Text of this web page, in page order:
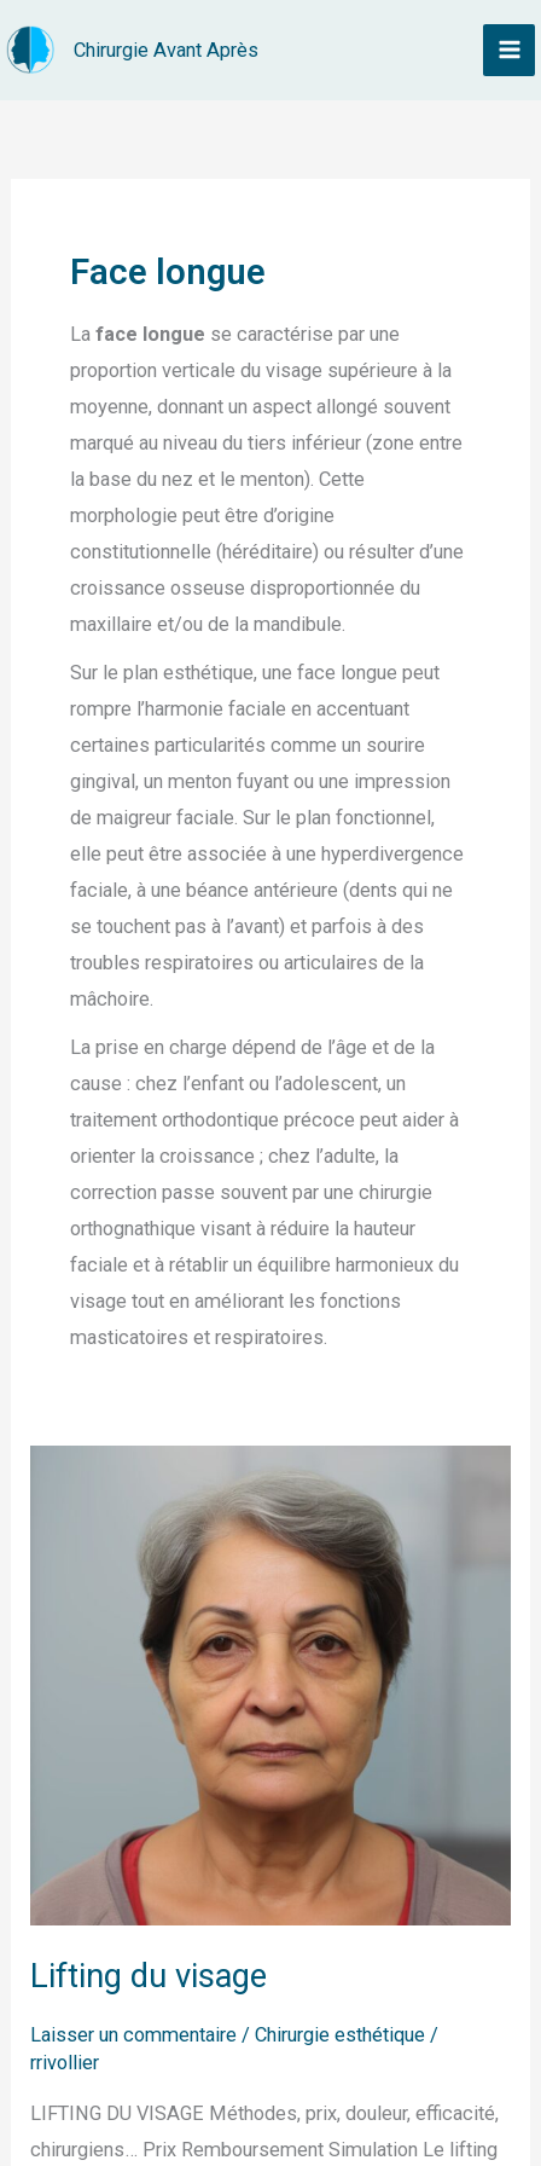
au
Chirurgie Avant Après
Face longue
La face longue se caractérise par une
proportion verticale du visage supérieure à la
moyenne, donnant un aspect allongé souvent
marqué au niveau du tiers inférieur (zone entre
la base du nez et le menton). Cette
morphologie peut être d’origine
constitutionnelle (héréditaire) ou résulter d’une
croissance osseuse disproportionnée du
maxillaire et/ou de la mandibule.
Sur le plan esthétique, une face longue peut
rompre l’harmonie faciale en accentuant
certaines particularités comme un sourire
gingival, un menton fuyant ou une impression
de maigreur faciale. Sur le plan fonctionnel,
elle peut être associée à une hyperdivergence
faciale, à une béance antérieure (dents qui ne
se touchent pas à l’avant) et parfois à des
troubles respiratoires ou articulaires de la
mâchoire.
La prise en charge dépend de l’âge et de la
cause : chez l’enfant ou l’adolescent, un
traitement orthodontique précoce peut aider à
orienter la croissance ; chez l’adulte, la
correction passe souvent par une chirurgie
orthognathique visant à réduire la hauteur
faciale et à rétablir un équilibre harmonieux du
visage tout en améliorant les fonctions
masticatoires et respiratoires.
Lifting du visage
Laisser un commentaire /Chirurgie esthétique /
rrivollier
LIFTING DU VISAGE Méthodes, prix, douleur, efficacité,
chirurgiens… Prix Remboursement Simulation Le lifting